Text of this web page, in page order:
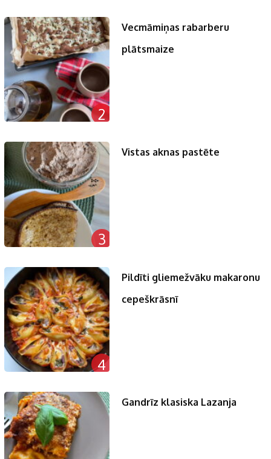
2
Vecmāmiņas rabarberu
plātsmaize
3
Vistas aknas pastēte
4
Pildīti gliemežvāku makaronu
cepeškrāsnī
Gandrīz klasiska Lazanja